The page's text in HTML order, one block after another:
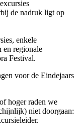
de nadruk ligt op
enkele
en regionale
Festival.
voor de Eindejaars
hoger raden we
niet doorgaan: